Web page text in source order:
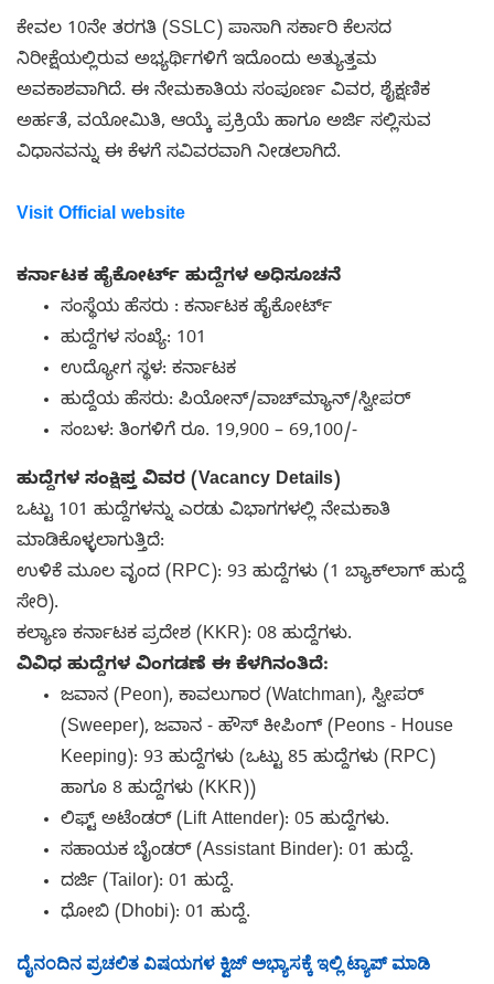
ಕೇವಲ 10ನೇ ತರಗತಿ (SSLC) ಪಾಸಾಗಿ ಸರ್ಕಾರಿ ಕೆಲಸದ
ನಿರೀಕ್ಷೆಯಲ್ಲಿರುವ ಅಭ್ಯರ್ಥಿಗಳಿಗೆ ಇದೊಂದು ಅತ್ಯುತ್ತಮ
ಅವಕಾಶವಾಗಿದೆ. ಈ ನೇಮಕಾತಿಯ ಸಂಪೂರ್ಣ ವಿವರ, ಶೈಕ್ಷಣಿಕ
ಅರ್ಹತೆ, ವಯೋಮಿತಿ, ಆಯ್ಕೆ ಪ್ರಕ್ರಿಯೆ ಹಾಗೂ ಅರ್ಜಿ ಸಲ್ಲಿಸುವ
ವಿಧಾನವನ್ನು ಈ ಕೆಳಗೆ ಸವಿವರವಾಗಿ ನೀಡಲಾಗಿದೆ.
Visit Official website
ಕರ್ನಾಟಕ ಹೈಕೋರ್ಟ್ ಹುದ್ದೆಗಳ ಅಧಿಸೂಚನೆ
ಸಂಸ್ಥೆಯ ಹೆಸರು : ಕರ್ನಾಟಕ ಹೈಕೋರ್ಟ್
ಹುದ್ದೆಗಳ ಸಂಖ್ಯೆ: 101
ಉದ್ಯೋಗ ಸ್ಥಳ: ಕರ್ನಾಟಕ
ಹುದ್ದೆಯ ಹೆಸರು: ಪಿಯೋನ್/ವಾಚ್‌ಮ್ಯಾನ್/ಸ್ವೀಪರ್
ಸಂಬಳ: ತಿಂಗಳಿಗೆ ರೂ. 19,900 – 69,100/-
ಹುದ್ದೆಗಳ ಸಂಕ್ಷಿಪ್ತ ವಿವರ (Vacancy Details)
ಒಟ್ಟು 101 ಹುದ್ದೆಗಳನ್ನು ಎರಡು ವಿಭಾಗಗಳಲ್ಲಿ ನೇಮಕಾತಿ
ಮಾಡಿಕೊಳ್ಳಲಾಗುತ್ತಿದೆ:
ಉಳಿಕೆ ಮೂಲ ವೃಂದ (RPC): 93 ಹುದ್ದೆಗಳು (1 ಬ್ಯಾಕ್‌ಲಾಗ್ ಹುದ್ದೆ
ಸೇರಿ).
ಕಲ್ಯಾಣ ಕರ್ನಾಟಕ ಪ್ರದೇಶ (KKR): 08 ಹುದ್ದೆಗಳು.
ವಿವಿಧ ಹುದ್ದೆಗಳ ವಿಂಗಡಣೆ ಈ ಕೆಳಗಿನಂತಿದೆ:
ಜವಾನ (Peon), ಕಾವಲುಗಾರ (Watchman), ಸ್ವೀಪರ್
(Sweeper), ಜವಾನ - ಹೌಸ್ ಕೀಪಿಂಗ್ (Peons - House
Keeping): 93 ಹುದ್ದೆಗಳು (ಒಟ್ಟು 85 ಹುದ್ದೆಗಳು (RPC)
ಹಾಗೂ 8 ಹುದ್ದೆಗಳು (KKR))
ಲಿಫ್ಟ್ ಅಟೆಂಡರ್ (Lift Attender): 05 ಹುದ್ದೆಗಳು.
ಸಹಾಯಕ ಬೈಂಡರ್ (Assistant Binder): 01 ಹುದ್ದೆ.
ದರ್ಜಿ (Tailor): 01 ಹುದ್ದೆ.
ಧೋಬಿ (Dhobi): 01 ಹುದ್ದೆ.
ದೈನಂದಿನ ಪ್ರಚಲಿತ ವಿಷಯಗಳ ಕ್ವಿಜ್ ಅಭ್ಯಾಸಕ್ಕೆ ಇಲ್ಲಿ ಟ್ಯಾಪ್ ಮಾಡಿ